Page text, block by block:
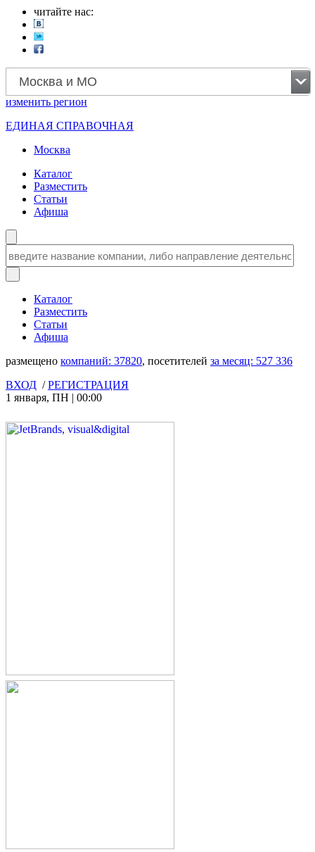
читайте нас:
Москва и МО
изменить регион
ЕДИНАЯ СПРАВОЧНАЯ
Москва
Каталог
Разместить
Статьи
Афиша
Каталог
Разместить
Статьи
Афиша
размещено компаний: 37820, посетителей за месяц: 527 336
ВХОД /РЕГИСТРАЦИЯ
1 января, ПН | 00:00